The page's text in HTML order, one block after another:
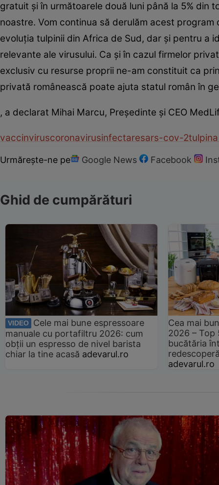
gratuit şi în următoarele două luni până la 5% din
noastre. Vom continua să derulăm acest
evoluţia tulpinii din Africa de Sud, dar şi pentru a
relevante ale virusului. Ca şi în cazul firmelor
exclusiv cu resurse proprii ne-am constituit ca
privată românească poate ajuta statul român în
, a declarat Mihai Marcu, Preşedinte şi CEO
vaccinviruscoronavirusinfectaresars-cov-2
Urmărește-ne pe Google News Facebook
Ghid de cumpărături
VIDEO
Cele mai bune espressoare
manuale cu portafiltru 2026: cum
obții un espresso de nivel barista
chiar la tine acasă adevarul.ro
Cea mai
2026 –
bucătăria
adevarul.ro